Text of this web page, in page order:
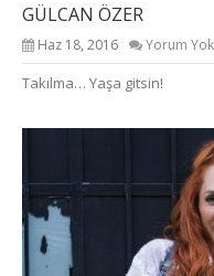
GÜLCAN ÖZER
Haz 18, 2016 Yorum Yok
Takılma… Yaşa gitsin!